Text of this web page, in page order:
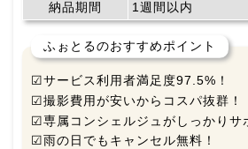
納品期間
1週間以内
ふぉとるのおすすめポイント
☑サービス利用者満足度97.5%！
☑撮影費用が安いからコスパ抜群！
☑専属コンシェルジュがしっかりサ
☑雨の日でもキャンセル無料！